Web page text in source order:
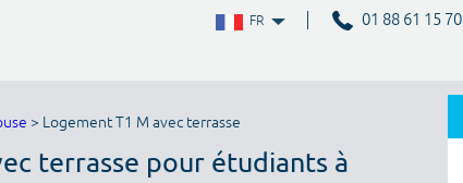
FR 01 88 61 15 70
> Logement T1 M avec terrasse
terrasse pour étudiants à